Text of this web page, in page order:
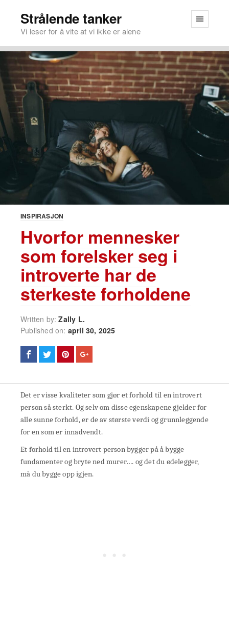
Strålende tanker
Vi leser for å vite at vi ikke er alene
INSPIRASJON
Hvorfor mennesker
som forelsker seg i
introverte har de
sterkeste forholdene
Written by:Zally L.
Published on: april 30, 2025
Det er visse kvaliteter som gjør et forhold til en introvert
person så sterkt. Og selv om disse egenskapene gjelder for
alle sunne forhold, er de av største verdi og grunnleggende
for en som er innadvendt.
Et forhold til en introvert person bygger på å bygge
fundamenter og bryte ned murer…. og det du ødelegger,
må du bygge opp igjen.